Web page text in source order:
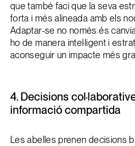
que també faci que la seva
forta i més alineada amb els
Adaptar-se no només és
ho de manera intel·ligent i
aconseguir un impacte més
4. Decisions
informació compartida
Les abelles prenen decisions